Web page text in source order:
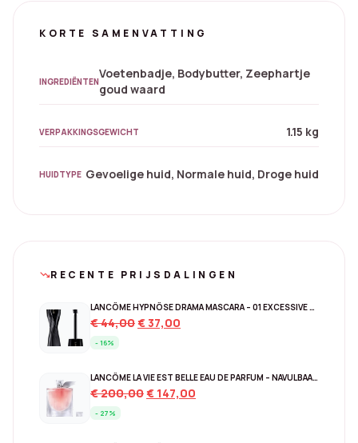
KORTE SAMENVATTING
INGREDIËNTEN
Voetenbadje, Bodybutter, Zeephartje
goud waard
VERPAKKINGSGEWICHT 1.15 kg
HUIDTYPE Gevoelige huid, Normale huid, Droge huid
trending_downRECENTE PRIJSDALINGEN
LANCÔME HYPNÔSE DRAMA MASCARA – 01 EXCESSIVE BLACK
€44,00Original
€37,00
- 16%
LANCÔME LA VIE EST BELLE EAU DE PARFUM – NAVULBAAR 150 ML
€200,00Original
€ 147,00
- 27%